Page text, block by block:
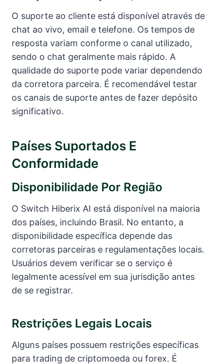
O suporte ao cliente está disponível através de
chat ao vivo, email e telefone. Os tempos de
resposta variam conforme o canal utilizado,
sendo o chat geralmente mais rápido. A
qualidade do suporte pode variar dependendo
da corretora parceira. É recomendável testar
os canais de suporte antes de fazer depósito
significativo.
Países Suportados E
Conformidade
Disponibilidade Por Região
O Switch Hiberix AI está disponível na maioria
dos países, incluindo Brasil. No entanto, a
disponibilidade específica depende das
corretoras parceiras e regulamentações locais.
Usuários devem verificar se o serviço é
legalmente acessível em sua jurisdição antes
de se registrar.
Restrições Legais Locais
Alguns países possuem restrições específicas
para trading de criptomoeda ou forex. É